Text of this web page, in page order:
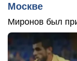
Москве
Миронов был